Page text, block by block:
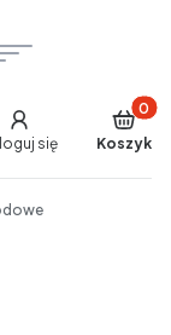
się Koszyk